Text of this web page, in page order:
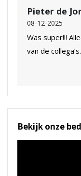
Pieter de
08-12-2025
Was super!!!
van de
Bekijk onze